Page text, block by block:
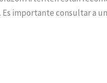
importante consultar a